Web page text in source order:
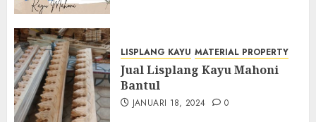
LISPLANG KAYU MATERIAL PROPERTY
Jual Lisplang Kayu Mahoni
Bantul
JANUARI 18, 2024 0